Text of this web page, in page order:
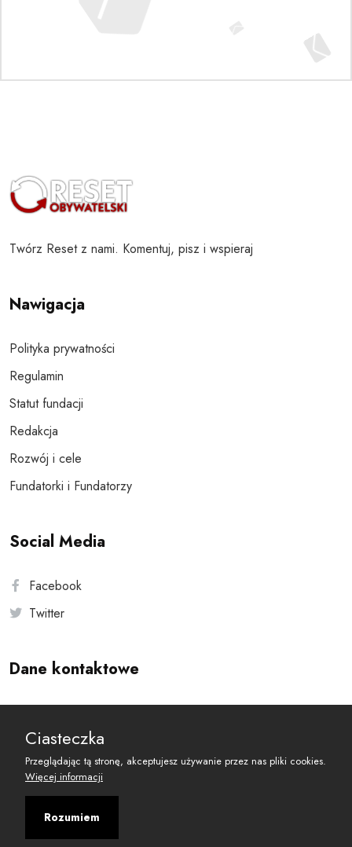
Twórz Reset z nami. Komentuj, pisz i wspieraj
Nawigacja
Polityka prywatności
Regulamin
Statut fundacji
Redakcja
Rozwój i cele
Fundatorki i Fundatorzy
Social Media
Facebook
Twitter
Dane kontaktowe
reset@resetobywatelski.pl
Ciasteczka
Przeglądając tą stronę, akceptujesz używanie przez nas pliki cookies.
Więcej informacji
Rozumiem